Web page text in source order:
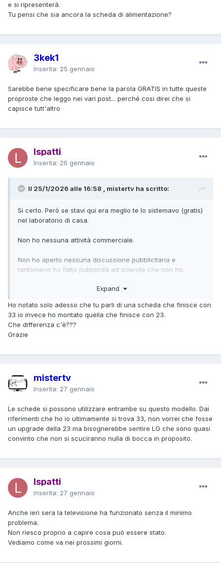
e si ripresenterà.
Tu pensi che sia ancora la scheda di alimentazione?
3kek1
Inserita: 25 gennaio
Sarebbe bene specificare bene la parola GRATIS in tutte queste
proproste che leggo nei vari post... perché cosi direi che si
capisce tutt'altro
lspatti
Inserita: 26 gennaio
Il 25/1/2026 alle 16:58 , mistertv ha scritto:
Si certo. Però se stavi qui era meglio te lo sistemavo (gratis)
nel laboratorio di casa.
Non ho nessuna attività commerciale.
Non ho aperto nessuna discussione pubblicitaria e
tantomeno ho fatto pubblicità ad aziende che non ho.
Per l'aiuto ...monta l'alimentatore EAY65689433? Lo hai
deve essere nuovo ma a distanza di tempo, e dipende
dall'uso che ne fai, si guasterà anch'esso. In laboratorio
(casalingo) se sono sempre i soliti componenti a difettare
faccio un'operazione studiata per ovviare al problema ma
Expand
Ho notato solo adesso che tu parli di una scheda che finisce con
33 io invece ho montato quella che finisce con 23.
Che differenza c'è???
Grazie
mistertv
Inserita: 27 gennaio
Le schede si possono utilizzare entrambe su questo modello. Dai
riferimenti che ho io ultimamente si trova 33, non vorrei che fosse
un upgrade della 23 ma bisognerebbe sentire LG che sono quasi
convinto che non si scuciranno nulla di bocca in proposito.
lspatti
Inserita: 27 gennaio
Anche ieri sera la televisione ha funzionato senza il minimo
problema.
Non riesco proprio a capire cosa può essere stato.
Vediamo come va nei prossimi giorni.